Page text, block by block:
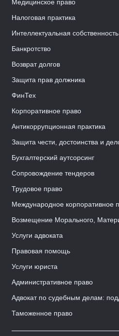
Медицинское право
Налоговая практика
Интеллектуальная собственность
Банкротство
Возврат долгов
Защита прав должника
ФинТех
Корпоративное право
Антикоррупционная практика
Защита чести, достоинства и
Бухгалтерский аутсорсинг
Сопровождение тендеров
Трудовое право
Международное корпоративное
Возмещение Морального,
Услуги адвоката
Правовая помощь
Услуги юриста
Административное право
Адвокат по судебным делам:
Таможенное право